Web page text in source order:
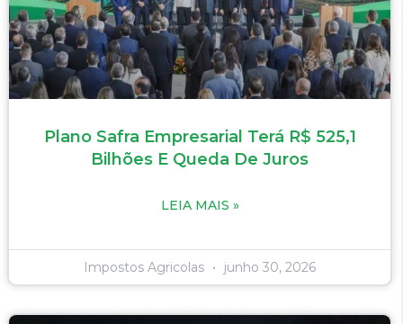
Plano Safra Empresarial Terá R$ 525,1
Bilhões E Queda De Juros
LEIA MAIS »
Impostos Agricolas junho 30, 2026